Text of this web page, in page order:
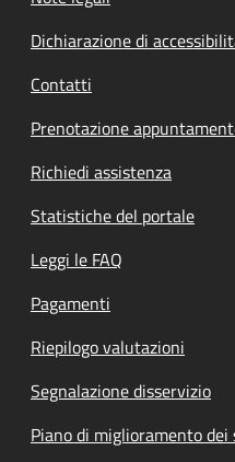
Dichiarazione di
Contatti
Prenotazione
Richiedi assistenza
Statistiche del portale
Leggi le FAQ
Pagamenti
Riepilogo valutazioni
Segnalazione disservizio
Piano di miglioramento dei